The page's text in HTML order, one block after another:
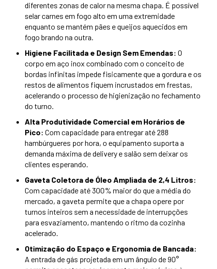
diferentes zonas de calor na mesma chapa. É possível
selar carnes em fogo alto em uma extremidade
enquanto se mantém pães e queijos aquecidos em
fogo brando na outra.
Higiene Facilitada e Design Sem Emendas: O
corpo em aço inox combinado com o conceito de
bordas infinitas impede fisicamente que a gordura e os
restos de alimentos fiquem incrustados em frestas,
acelerando o processo de higienização no fechamento
do turno.
Alta Produtividade Comercial em Horários de
Pico: Com capacidade para entregar até 288
hambúrgueres por hora, o equipamento suporta a
demanda máxima de delivery e salão sem deixar os
clientes esperando.
Gaveta Coletora de Óleo Ampliada de 2,4 Litros:
Com capacidade até 300% maior do que a média do
mercado, a gaveta permite que a chapa opere por
turnos inteiros sem a necessidade de interrupções
para esvaziamento, mantendo o ritmo da cozinha
acelerado.
Otimização do Espaço e Ergonomia de Bancada:
A entrada de gás projetada em um ângulo de 90°